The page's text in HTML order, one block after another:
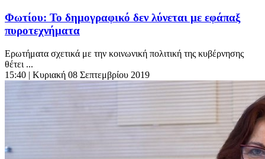
Φωτίου: Το δημογραφικό δεν λύνεται με εφάπαξ
πυροτεχνήματα
Ερωτήματα σχετικά με την κοινωνική πολιτική της κυβέρνησης
θέτει ...
15:40 | Κυριακή 08 Σεπτεμβρίου 2019